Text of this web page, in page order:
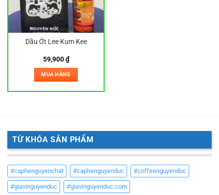
Dầu Ớt Lee Kum Kee
59,900₫
MUA HÀNG
TỪ KHÓA SẢN PHẨM
#caphenguyenchat #caphenguyenduc #coffeenguyenduc
#giavinguyenduc #giavinguyenduc.com